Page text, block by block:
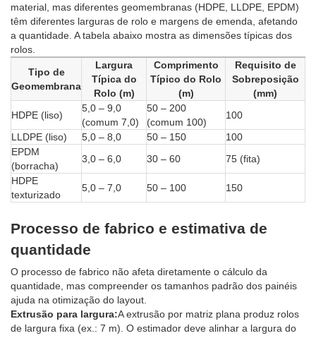
material, mas diferentes geomembranas (HDPE, LLDPE, EPDM)
têm diferentes larguras de rolo e margens de emenda, afetando
a quantidade. A tabela abaixo mostra as dimensões típicas dos
rolos.
Tipo de
Geomembrana
Largura
Típica do
Rolo (m)
Comprimento
Típico do Rolo
(m)
Requisito de
Sobreposição
(mm)
HDPE (liso)
5,0 – 9,0
(comum 7,0)
50 – 200
(comum 100)
100
LLDPE (liso)
5,0 – 8,0 50 – 150
100
EPDM
(borracha)
3,0 – 6,0 30 – 60
75 (fita)
HDPE
texturizado
5,0 – 7,0 50 – 100 150
Processo de fabrico e estimativa de
quantidade
O processo de fabrico não afeta diretamente o cálculo da
quantidade, mas compreender os tamanhos padrão dos painéis
ajuda na otimização do layout.
Extrusão para largura:A extrusão por matriz plana produz rolos
de largura fixa (ex.: 7 m). O estimador deve alinhar a largura do